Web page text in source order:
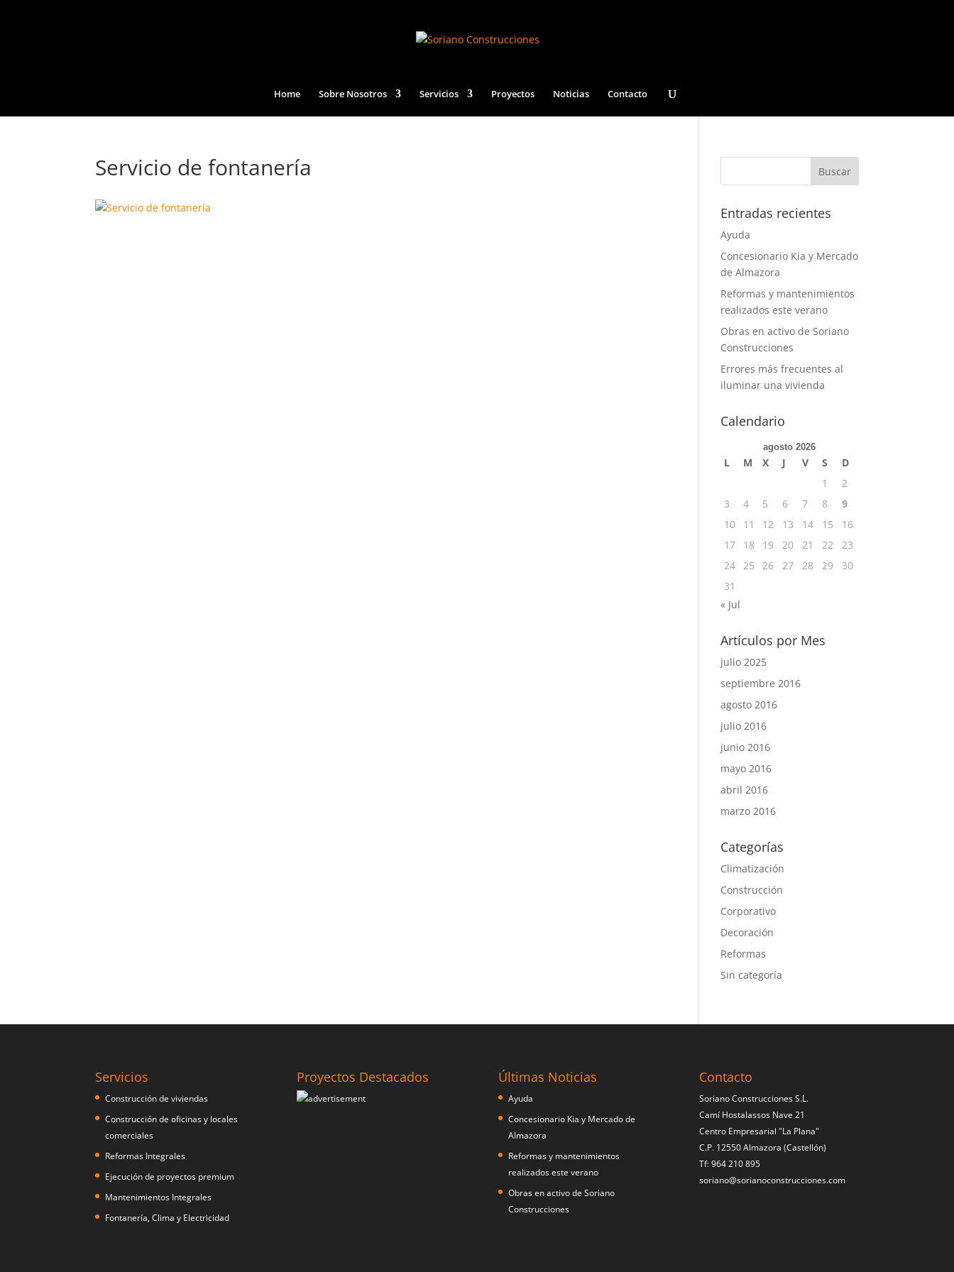
Home Sobre Nosotros Servicios Proyectos Noticias Contacto
Servicio de fontanería
Entradas recientes
Ayuda
Concesionario Kia y Mercado
de Almazora
Reformas y mantenimientos
realizados este verano
Obras en activo de Soriano
Construcciones
Errores más frecuentes al
iluminar una vivienda
Calendario
agosto 2026
L M X J V S
D
1
2
3
4 5 6 7 8
9
10
11 12 13 14 15
16
17
18 19 20 21 22
23
24 25 26 27 28 29
30
31
« Jul
Artículos por Mes
julio 2025
septiembre 2016
agosto 2016
julio 2016
junio 2016
mayo 2016
abril 2016
marzo 2016
Categorías
Climatización
Construcción
Corporativo
Decoración
Reformas
Sin categoría
Servicios
Construcción de viviendas
Construcción de oficinas y locales
comerciales
Reformas Integrales
Ejecución de proyectos premium
Mantenimientos Integrales
Fontanería, Clima y Electricidad
Proyectos Destacados Últimas Noticias
Ayuda
Concesionario Kia y Mercado de
Almazora
Reformas y mantenimientos
realizados este verano
Obras en activo de Soriano
Construcciones
Contacto
Soriano Construcciones S.L.
Camí Hostalassos Nave 21
Centro Empresarial "La Plana"
C.P. 12550 Almazora (Castellón)
Tf: 964 210 895
soriano@sorianoconstrucciones.com